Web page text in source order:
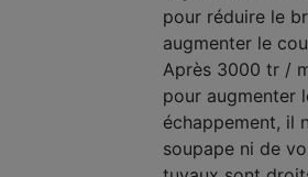
pour réduire le
augmenter le
Après 3000 tr /
pour augmenter
échappement, il
soupape ni de